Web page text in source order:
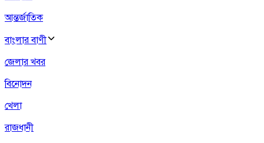
আন্তর্জাতিক
বাংলার বাণী
জেলার খবর
বিনোদন
খেলা
রাজধানী